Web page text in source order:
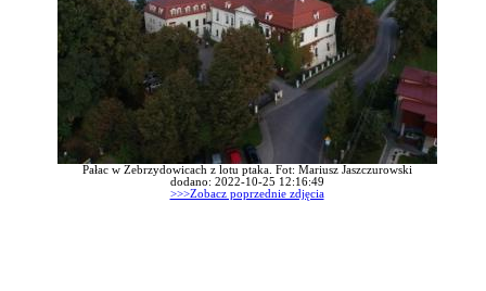
Pałac w Zebrzydowicach z lotu ptaka. Fot: Mariusz Jaszczurowski
dodano: 2022-10-25 12:16:49
>>>Zobacz poprzednie zdjęcia